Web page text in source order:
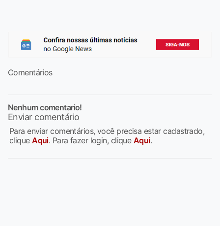
Comentários
Nenhum comentario!
Enviar comentário
Para enviar comentários, você precisa estar cadastrado,
cliqueAqui. Para fazer login, clique Aqui.